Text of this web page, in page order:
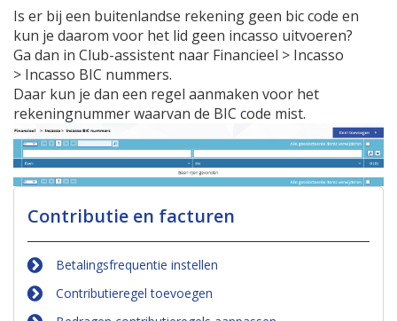
Is er bij een buitenlandse rekening geen bic code en
kun je daarom voor het lid geen incasso uitvoeren?
Ga dan in Club-assistent naar Financieel > Incasso
> Incasso BIC nummers.
Daar kun je dan een regel aanmaken voor het
rekeningnummer waarvan de BIC code mist.
Contributie en facturen
Betalingsfrequentie instellen
Contributieregel toevoegen